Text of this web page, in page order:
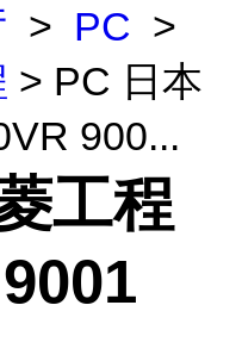
> PC >
> PC 日本
900...
工程